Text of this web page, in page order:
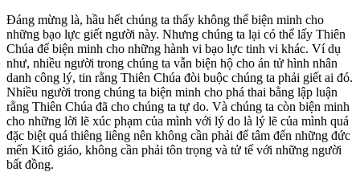
Đáng mừng là, hầu hết chúng ta thấy không thể biện minh cho
những bạo lực giết người này. Nhưng chúng ta lại có thể lấy Thiên
Chúa để biện minh cho những hành vi bạo lực tinh vi khác. Ví dụ
như, nhiều người trong chúng ta vẫn biện hộ cho án tử hình nhân
danh công lý, tin rằng Thiên Chúa đòi buộc chúng ta phải giết ai đó.
Nhiều người trong chúng ta biện minh cho phá thai bằng lập luận
rằng Thiên Chúa đã cho chúng ta tự do. Và chúng ta còn biện minh
cho những lời lẽ xúc phạm của mình với lý do là lý lẽ của mình quá
đặc biệt quá thiêng liêng nên không cần phải để tâm đến những đức
mến Kitô giáo, không cần phải tôn trọng và tử tế với những người
bất đồng.